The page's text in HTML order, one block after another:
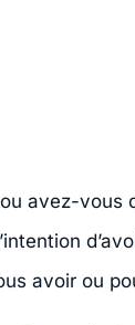
avez-vous
avoir ou